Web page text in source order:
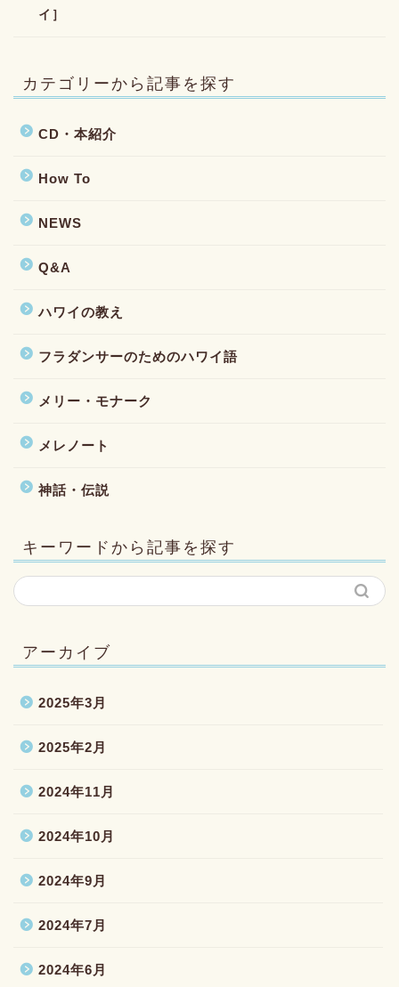
イ］
カテゴリーから記事を探す
CD・本紹介
How To
NEWS
Q&A
ハワイの教え
フラダンサーのためのハワイ語
メリー・モナーク
メレノート
神話・伝説
キーワードから記事を探す
アーカイブ
2025年3月
2025年2月
2024年11月
2024年10月
2024年9月
2024年7月
2024年6月